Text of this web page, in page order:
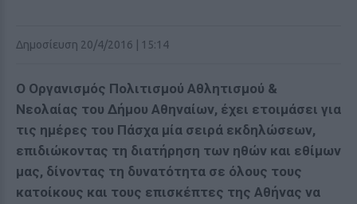
Δημοσίευση 20/4/2016 | 15:14
Ο Οργανισμός Πολιτισμού Αθλητισμού &
Νεολαίας του Δήμου Αθηναίων, έχει ετοιμάσει για
τις ημέρες του Πάσχα μία σειρά εκδηλώσεων,
επιδιώκοντας τη διατήρηση των ηθών και εθίμων
μας, δίνοντας τη δυνατότητα σε όλους τους
κατοίκους και τους επισκέπτες της Αθήνας να